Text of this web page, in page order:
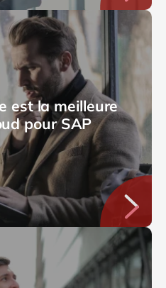
est la meilleure
pour SAP